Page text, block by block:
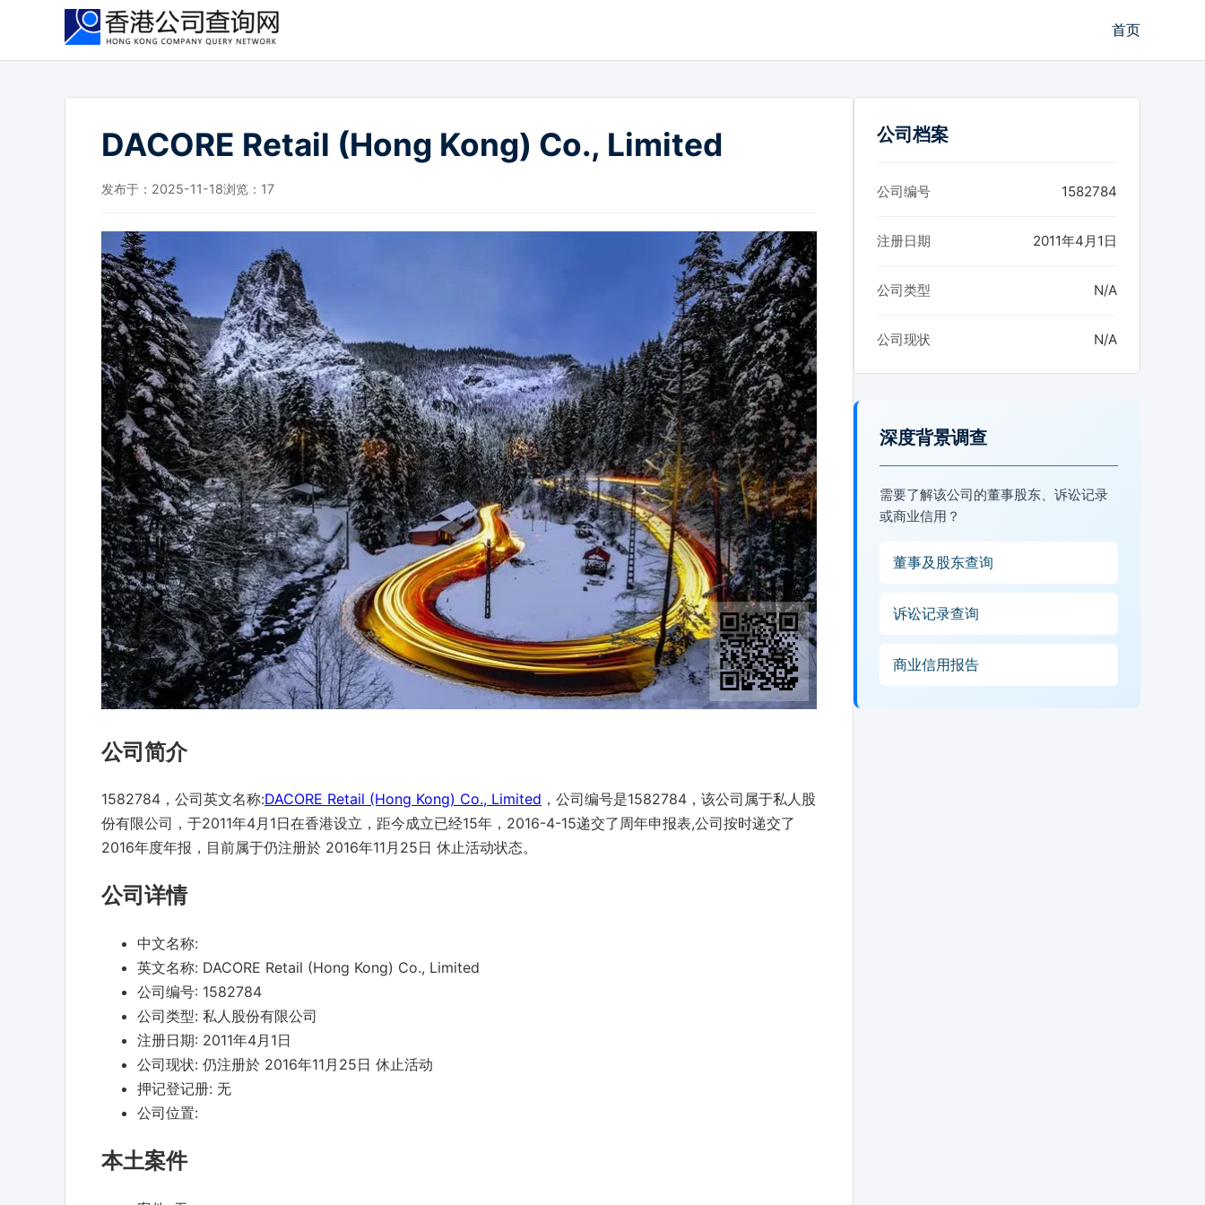
首页
DACORE Retail (Hong Kong) Co., Limited
发布于：2025-11-18浏览： 17
公司简介
1582784，公司英文名称:DACORE Retail (Hong Kong) Co., Limited ，公司编号是1582784，该公司属于私人股
份有限公司，于2011年4月1日在香港设立，距今成立已经15年，2016-4-15递交了周年申报表,公司按时递交了
2016年度年报，目前属于仍注册於 2016年11月25日 休止活动状态。
公司详情
中文名称:
英文名称: DACORE Retail (Hong Kong) Co., Limited
公司编号: 1582784
公司类型: 私人股份有限公司
注册日期: 2011年4月1日
公司现状: 仍注册於 2016年11月25日 休止活动
押记登记册: 无
公司位置:
本土案件
公司档案
公司编号 1582784
注册日期 2011年4月1日
公司类型 N/A
公司现状 N/A
深度背景调查
需要了解该公司的董事股东、诉讼记录
或商业信用？
董事及股东查询
诉讼记录查询
商业信用报告